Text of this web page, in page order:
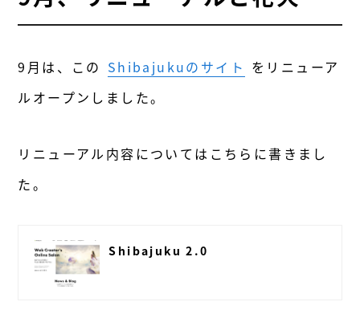
9月は、この Shibajukuのサイト をリニューア
ルオープンしました。
リニューアル内容についてはこちらに書きまし
た。
Shibajuku 2.0